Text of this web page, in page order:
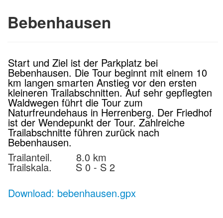
Bebenhausen
Start und Ziel ist der Parkplatz bei
Bebenhausen. Die Tour beginnt mit einem 10
km langen smarten Anstieg vor den ersten
kleineren Trailabschnitten. Auf sehr gepflegten
Waldwegen führt die Tour zum
Naturfreundehaus in Herrenberg. Der Friedhof
ist der Wendepunkt der Tour. Zahlreiche
Trailabschnitte führen zurück nach
Bebenhausen.
Trailanteil. 8.0 km
Trailskala. S 0 - S 2
Download: bebenhausen.gpx